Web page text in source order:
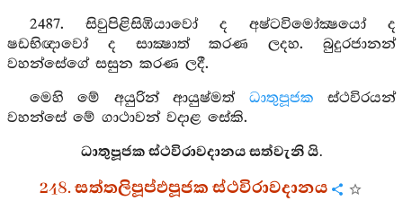
2487. සිවුපිළිසිඹියාවෝ ද අෂ්ටවිමෝක්‍ෂයෝ ද
ෂඩභිඥාවෝ ද සාක්‍ෂාත් කරණ ලදහ. බුදුරජානන්
වහන්සේගේ සසුන කරණ ලදී.
මෙහි මේ අයුරින් ආයුෂ්මත් ධාතුපූජක ස්ථවිරයන්
වහන්සේ මේ ගාථාවන් වදාළ සේකි.
ධාතුපූජක ස්ථවිරාවදානය සත්වැනි යි.
248. සත්තලිපූප්ඵපූජක ස්ථවිරාවදානය